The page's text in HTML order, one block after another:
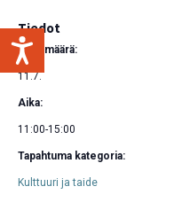
Tiedot
Päivämäärä:
11.7.
Aika:
11:00-15:00
Tapahtuma kategoria:
Kulttuuri ja taide